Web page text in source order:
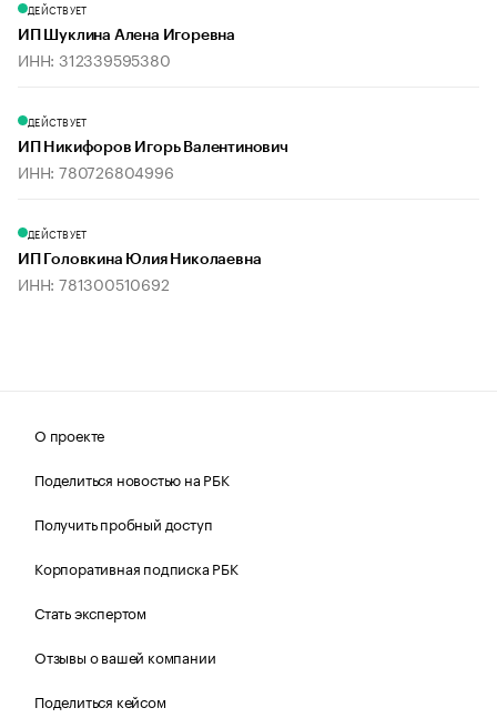
ДЕЙСТВУЕТ
ИП Шуклина Алена Игоревна
ИНН: 312339595380
ДЕЙСТВУЕТ
ИП Никифоров Игорь Валентинович
ИНН: 780726804996
ДЕЙСТВУЕТ
ИП Головкина Юлия Николаевна
ИНН: 781300510692
О проекте
Поделиться новостью на РБК
Получить пробный доступ
Корпоративная подписка РБК
Стать экспертом
Отзывы о вашей компании
Поделиться кейсом